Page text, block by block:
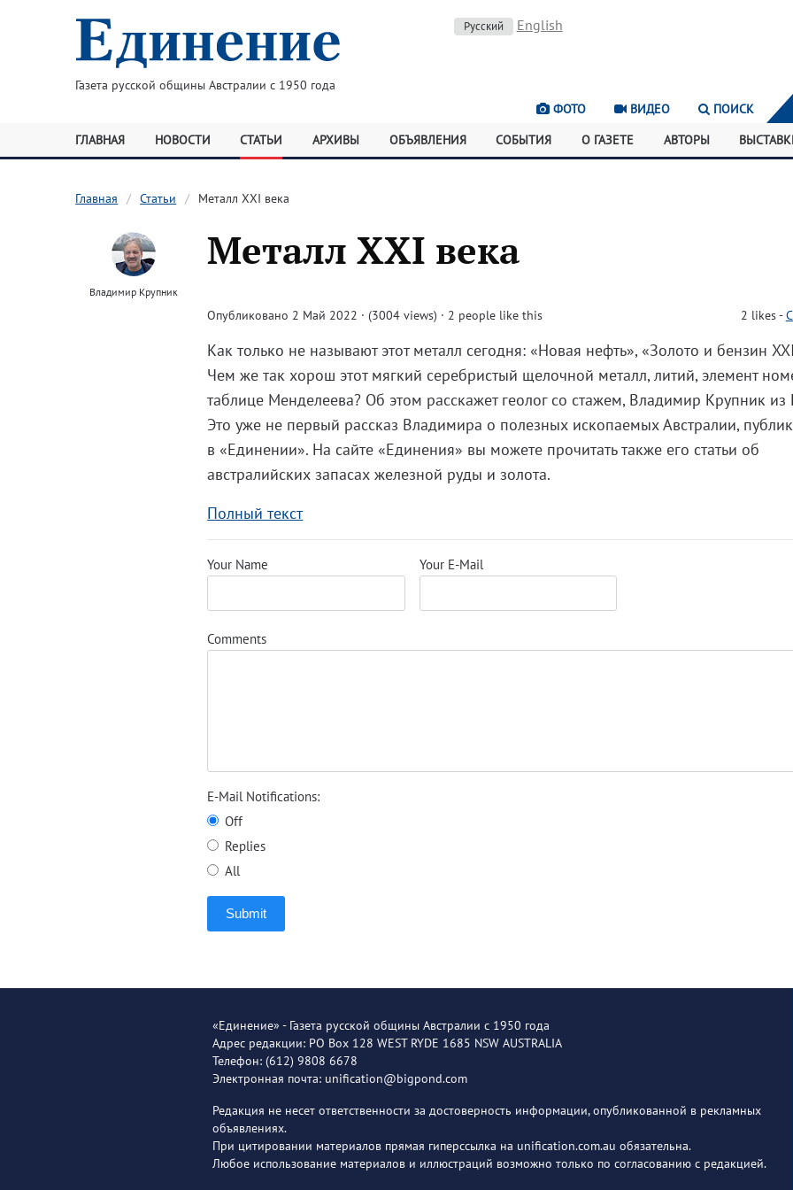
Газета русской общины Австралии с 1950 года
Русский English
ФОТО ВИДЕО ПОИСК
ГЛАВНАЯ НОВОСТИ СТАТЬИ АРХИВЫ ОБЪЯВЛЕНИЯ СОБЫТИЯ О ГАЗЕТЕ АВТОРЫ
Главная Статьи Металл XXI века
Владимир Крупник
Металл XXI века
Опубликовано 2 Май 2022 · (3004 views) · 2 people like this 2 likes-
Как только не называют этот металл сегодня: «Новая нефть», «Золото и бензин
Чем же так хорош этот мягкий серебристый щелочной металл, литий, элемент
таблице Менделеева? Об этом расскажет геолог со стажем, Владимир Крупник из
Это уже не первый рассказ Владимира о полезных ископаемых Австралии,
в «Единении». На сайте «Единения» вы можете прочитать также его статьи об
австралийских запасах железной руды и золота.
Полный текст
Your Name Your E-Mail
Comments
E-Mail Notifications:
Off
Replies
All
Submit
«Единение» - Газета русской общины Австралии с 1950 года
Адрес редакции: PO Box 128 WEST RYDE 1685 NSW AUSTRALIA
Телефон: (612) 9808 6678
Электронная почта: unification@bigpond.com
Редакция не несет ответственности за достоверность информации, опубликованной в рекламных
объявлениях.
При цитировании материалов прямая гиперссылка на unification.com.au обязательна.
Любое использование материалов и иллюстраций возможно только по согласованию с редакцией.